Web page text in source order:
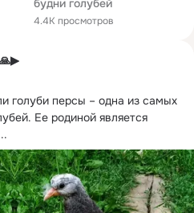
4.4K просмотров
голуби персы – одна из самых
Ее родиной является